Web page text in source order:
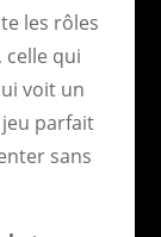
les rôles
qui
voit un
jeu parfait
sans